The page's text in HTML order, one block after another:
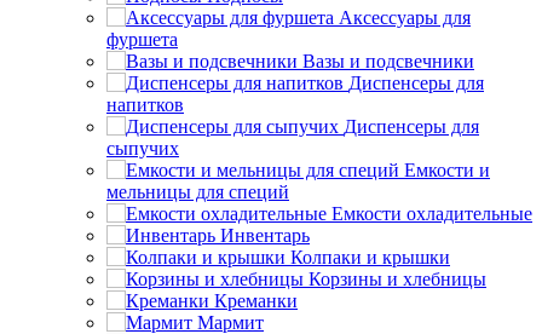
Аксессуары для
фуршета
Вазы и подсвечники
Диспенсеры для
напитков
Диспенсеры для
сыпучих
Емкости и
мельницы для специй
Емкости охладительные
Инвентарь
Колпаки и крышки
Корзины и хлебницы
Креманки
Мармит